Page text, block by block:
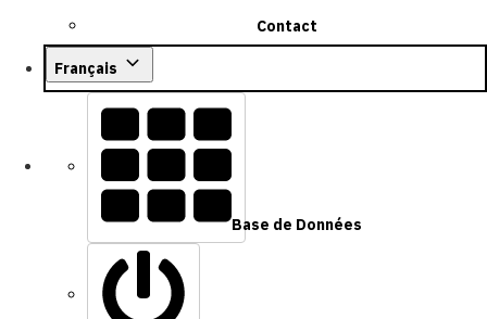
Contact
Français
Base de Données